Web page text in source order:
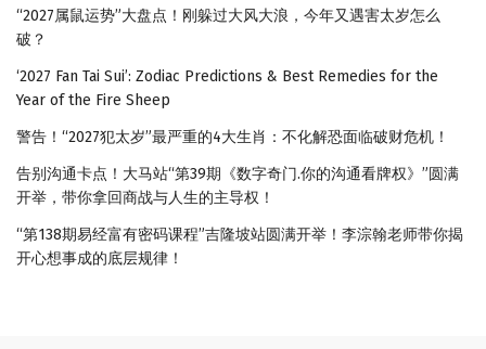
“2027属鼠运势”大盘点！刚躲过大风大浪，今年又遇害太岁怎么
破？
‘2027 Fan Tai Sui’: Zodiac Predictions & Best Remedies for the
Year of the Fire Sheep
警告！“2027犯太岁”最严重的4大生肖：不化解恐面临破财危机！
告别沟通卡点！大马站“第39期《数字奇门.你的沟通看牌权》”圆满
开举，带你拿回商战与人生的主导权！
“第138期易经富有密码课程”吉隆坡站圆满开举！李淙翰老师带你揭
开心想事成的底层规律！